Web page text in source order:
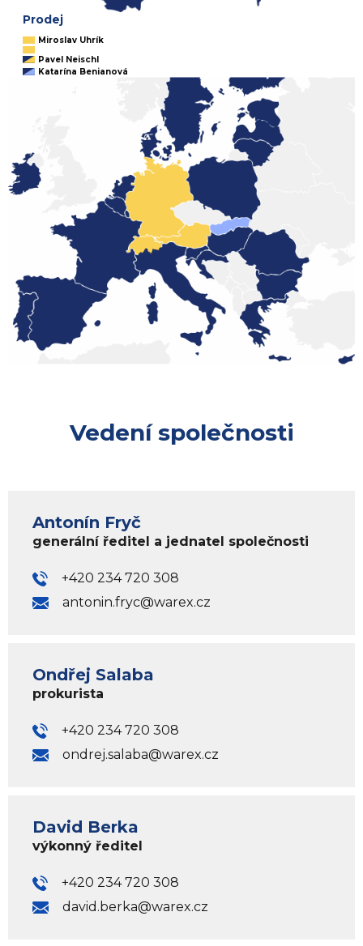
Prodej
Miroslav Uhrík
Pavel Neischl
Katarína Benianová
Vedení společnosti
Antonín Fryč
generální ředitel a jednatel společnosti
+420 234 720 308
antonin.fryc@warex.cz
Ondřej Salaba
prokurista
+420 234 720 308
ondrej.salaba@warex.cz
David Berka
výkonný ředitel
+420 234 720 308
david.berka@warex.cz